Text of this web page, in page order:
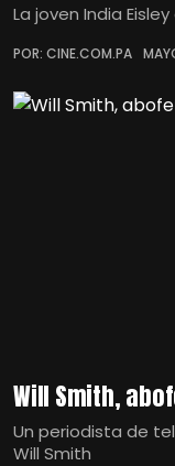
La joven India
POR: CINE.COM.PA
Will Smith,
Un periodista de
Will Smith